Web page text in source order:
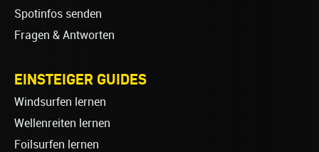
Spotinfos senden
Fragen & Antworten
EINSTEIGER GUIDES
Windsurfen lernen
Wellenreiten lernen
Foilsurfen lernen